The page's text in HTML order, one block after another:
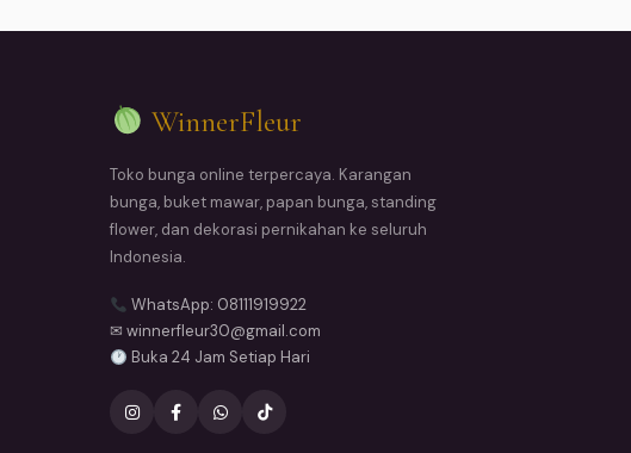
WinnerFleur
Toko bunga online terpercaya. Karangan
bunga, buket mawar, papan bunga, standing
flower, dan dekorasi pernikahan ke seluruh
Indonesia.
WhatsApp: 08111919922
✉ winnerfleur30@gmail.com
Buka 24 Jam Setiap Hari